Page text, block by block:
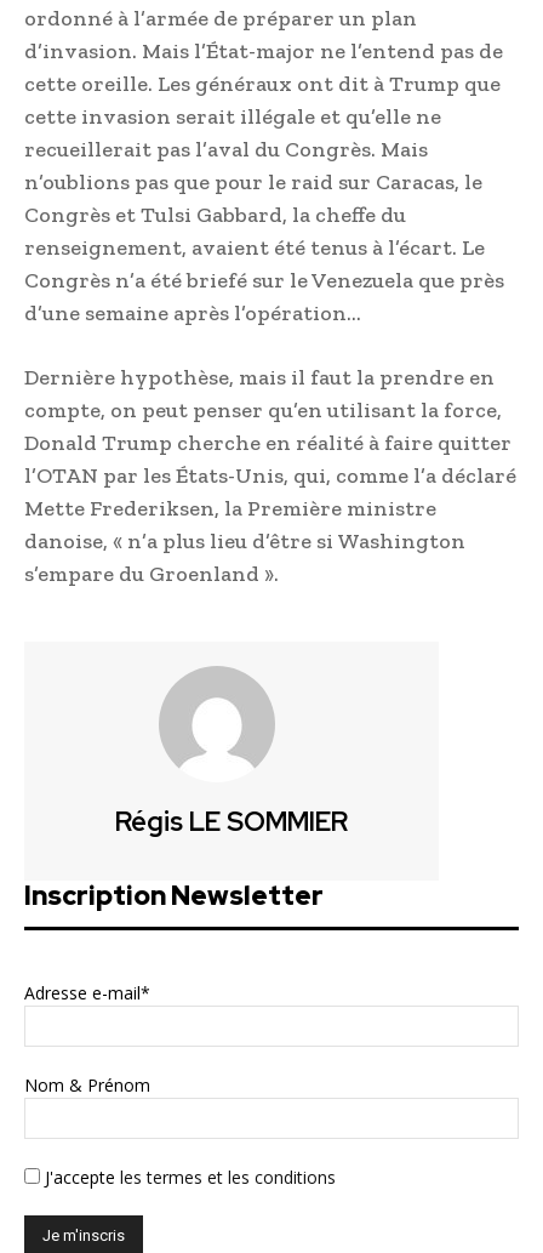
ordonné à l’armée de préparer un plan
d’invasion. Mais l’État-major ne l’entend pas de
cette oreille. Les généraux ont dit à Trump que
cette invasion serait illégale et qu’elle ne
recueillerait pas l’aval du Congrès. Mais
n’oublions pas que pour le raid sur Caracas, le
Congrès et Tulsi Gabbard, la cheffe du
renseignement, avaient été tenus à l’écart. Le
Congrès n’a été briefé sur le Venezuela que près
d’une semaine après l’opération…
Dernière hypothèse, mais il faut la prendre en
compte, on peut penser qu’en utilisant la force,
Donald Trump cherche en réalité à faire quitter
l’OTAN par les États-Unis, qui, comme l’a déclaré
Mette Frederiksen, la Première ministre
danoise, « n’a plus lieu d’être si Washington
s’empare du Groenland ».
Régis LE SOMMIER
Inscription Newsletter
Adresse e-mail*
Nom & Prénom
J'accepte les termes et les conditions